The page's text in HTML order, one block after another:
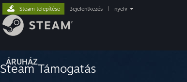
ÁRUHÁZ
Steam telepítése Bejelentkezés nyelv
Steam Támogatás